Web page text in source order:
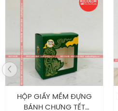
HỘP GIẤY MỀM ĐỰNG
BÁNH CHƯNG TẾT